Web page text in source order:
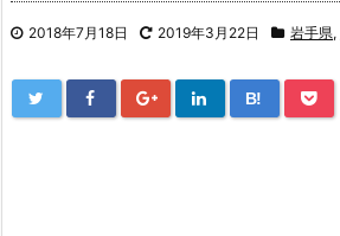
2018年7月18日 2019年3月22日 岩手県,
B!